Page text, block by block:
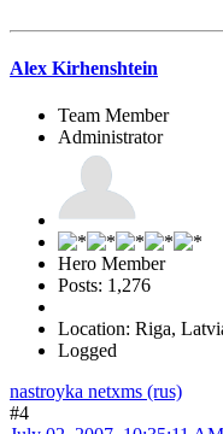
Alex Kirhenshtein
Team Member
Administrator
Hero Member
Posts: 1,276
Location: Riga,
Logged
nastroyka netxms (rus)
#4